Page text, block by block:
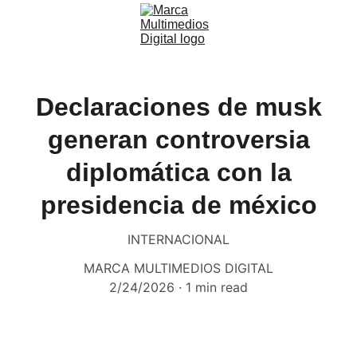
Declaraciones de musk
generan controversia
diplomática con la
presidencia de méxico
INTERNACIONAL
MARCA MULTIMEDIOS DIGITAL
2/24/2026
1 min read